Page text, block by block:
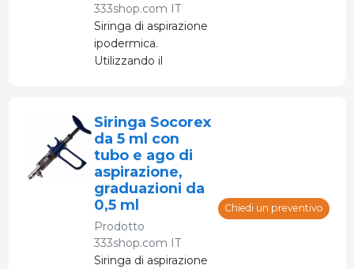
333shop.com IT
Siringa di aspirazione
ipodermica.
Utilizzando il
Siringa Socorex
da 5 ml con
tubo e ago di
aspirazione,
graduazioni da
0,5 ml
Prodotto
333shop.com IT
Siringa di aspirazione
Chiedi un preventivo